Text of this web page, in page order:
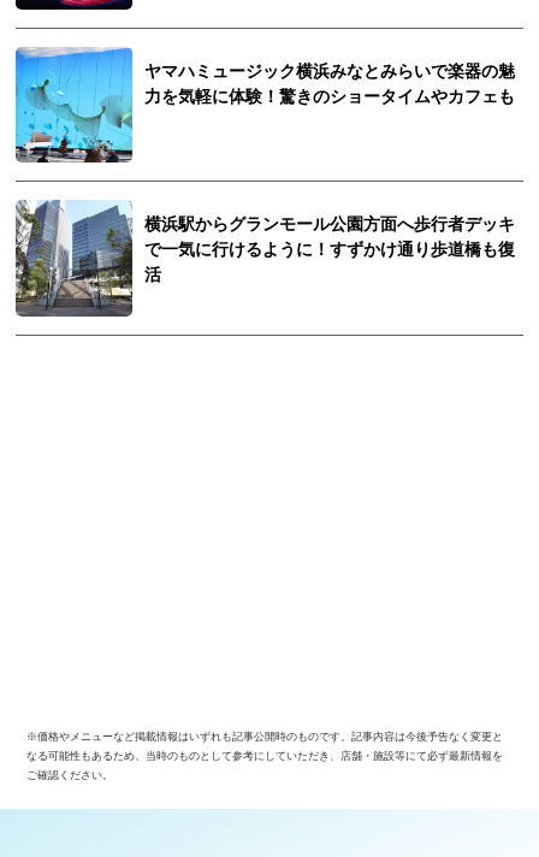
ヤマハミュージック横浜みなとみらいで楽器の魅
力を気軽に体験！驚きのショータイムやカフェも
横浜駅からグランモール公園方面へ歩行者デッキ
で一気に行けるように！すずかけ通り歩道橋も復
活
※価格やメニューなど掲載情報はいずれも記事公開時のものです。記事内容は今後予告なく変更と
なる可能性もあるため、当時のものとして参考にしていただき、店舗・施設等にて必ず最新情報を
ご確認ください。